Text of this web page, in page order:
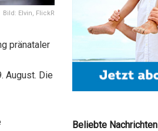
Bild: Elvin, FlickR
pränataler
August. Die
Beliebte Nachrichten